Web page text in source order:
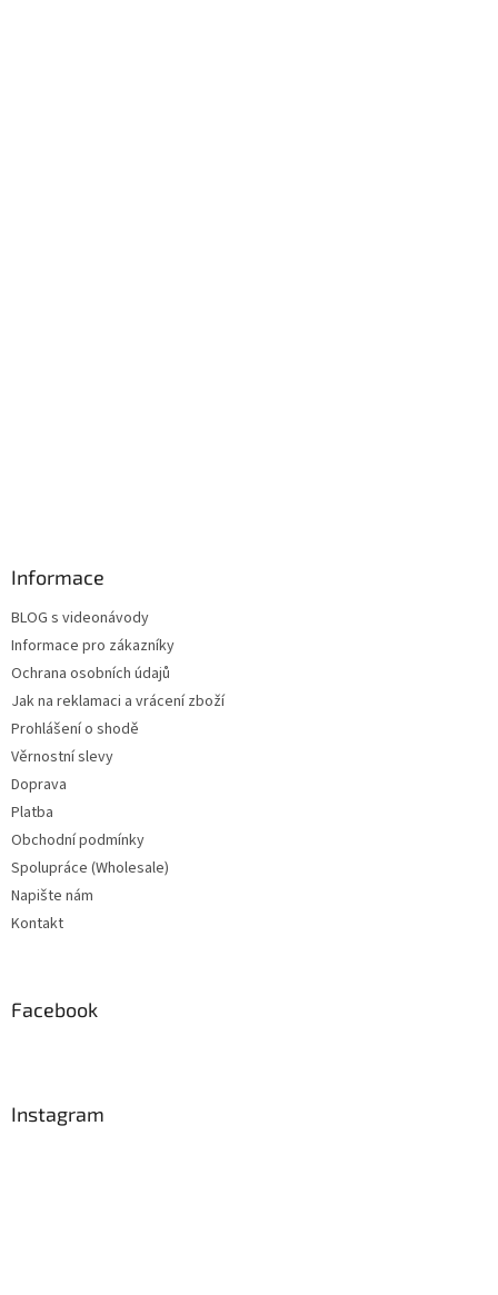
Informace
BLOG s videonávody
Informace pro zákazníky
Ochrana osobních údajů
Jak na reklamaci a vrácení zboží
Prohlášení o shodě
Věrnostní slevy
Doprava
Platba
Obchodní podmínky
Spolupráce (Wholesale)
Napište nám
Kontakt
Facebook
Instagram